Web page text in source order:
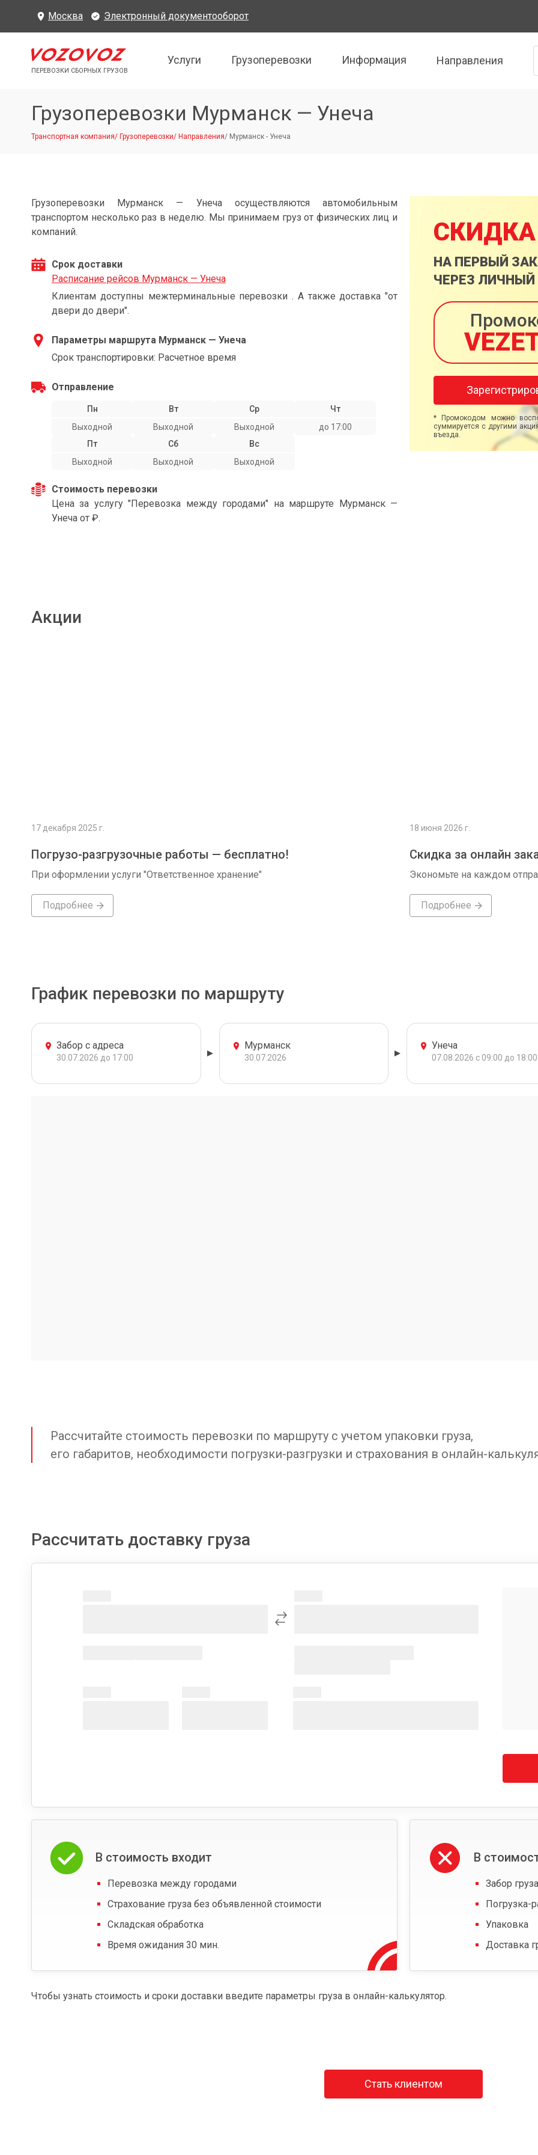
Москва Электронный документооборот
ПЕРЕВОЗКИ СБОРНЫХ ГРУЗОВ
Услуги Грузоперевозки Информация Направления
Грузоперевозки Мурманск — Унеча
Транспортная компания/ Грузоперевозки/ Направления/ Мурманск - Унеча
Грузоперевозки Мурманск — Унеча осуществляются автомобильным
транспортом несколько раз в неделю. Мы принимаем груз от физических лиц и
компаний.
Срок доставки
Расписание рейсов Мурманск — Унеча
Клиентам доступны межтерминальные перевозки . А также доставка "от
двери до двери".
Параметры маршрута Мурманск — Унеча
Срок транспортировки: Расчетное время
Отправление
Пн
Выходной
Вт
Выходной
Ср
Выходной
Чт
до 17:00
Пт
Выходной
Сб
Выходной
Вс
Выходной
Стоимость перевозки
Цена за услугу "Перевозка между городами" на маршруте Мурманск —
Унеча от ₽.
СКИДКА
НА ПЕРВЫЙ
ЧЕРЕЗ ЛИЧНЫЙ
* Промокодом можно
суммируется с другими
въезда.
Акции
17 декабря 2025 г.
Погрузо-разгрузочные работы — бесплатно!
При оформлении услуги "Ответственное хранение"
Подробнее
18 июня 2026 г.
Скидка за онлайн
Экономьте на каждом
Подробнее
График перевозки по маршруту
Забор с адреса
30.07.2026 до 17:00
Мурманск
30.07.2026
Унеча
07.08.2026 с 09:00 до 18:00
Рассчитайте стоимость перевозки по маршруту с учетом упаковки груза,
его габаритов, необходимости погрузки-разгрузки и страхования в онлайн-
Рассчитать доставку груза
В стоимость входит
Перевозка между городами
Страхование груза без объявленной стоимости
Складская обработка
Время ожидания 30 мин.
В
Забор
Погрузка-
Упаковка
Доставка
Чтобы узнать стоимость и сроки доставки введите параметры груза в онлайн-калькулятор.
Стать клиентом